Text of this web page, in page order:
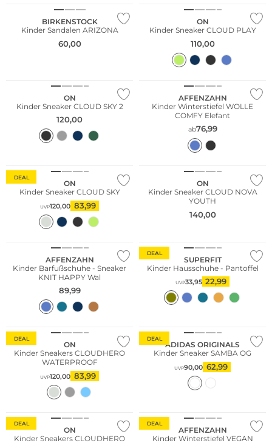
BIRKENSTOCK
Kinder Sandalen ARIZONA
60,00
ON
Kinder Sneaker CLOUD PLAY
110,00
ON
Kinder Sneaker CLOUD SKY 2
120,00
Nachhaltig
AFFENZAHN
Kinder Winterstiefel WOLLE
COMFY Elefant
ab76,99
DEAL
ON
Kinder Sneaker CLOUD SKY
UVP120,00 83,99
ON
Kinder Sneaker CLOUD NOVA
YOUTH
140,00
Nachhaltig
AFFENZAHN
Kinder Barfußschuhe - Sneaker
KNIT HAPPY Wal
89,99
DEAL
SUPERFIT
Kinder Hausschuhe - Pantoffel
UVP33,95 22,99
DEAL
ON
Kinder Sneakers CLOUDHERO
WATERPROOF
UVP120,00 83,99
DEAL
ADIDAS ORIGINALS
Kinder Sneaker SAMBA OG
UVP90,00 62,99
DEAL
ON
Kinder Sneakers CLOUDHERO
DEAL
AFFENZAHN
Kinder Winterstiefel VEGAN